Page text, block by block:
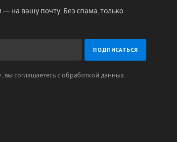
на вашу почту. Без спама, только
вы соглашаетесь с обработкой данных.